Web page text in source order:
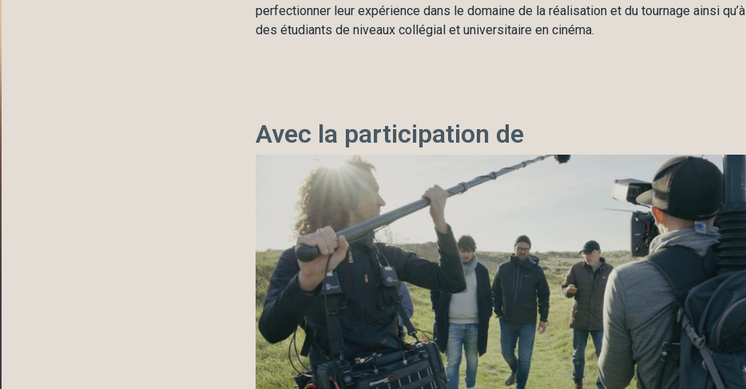
perfectionner leur expérience dans le domaine de la réalisation et du tournage ainsi qu’à
des étudiants de niveaux collégial et universitaire en cinéma.
Avec la participation de